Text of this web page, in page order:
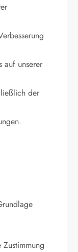
auf unserer
der